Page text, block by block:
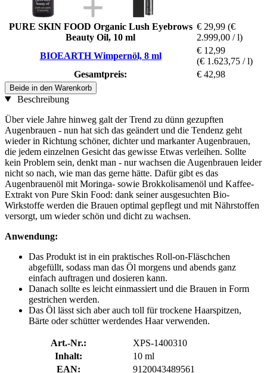
PURE SKIN FOOD Organic Lush Eyebrows
Beauty Oil, 10 ml
€ 29,99 (€
2.999,00 / l)
BIOEARTH Wimpernöl, 8 ml
€ 12,99
(€ 1.623,75 / l)
Gesamtpreis:
€ 42,98
Beide in den Warenkorb
Beschreibung
Über viele Jahre hinweg galt der Trend zu dünn gezupften
Augenbrauen - nun hat sich das geändert und die Tendenz geht
wieder in Richtung schöner, dichter und markanter Augenbrauen,
die jedem einzelnen Gesicht das gewisse Etwas verleihen. Sollte
kein Problem sein, denkt man - nur wachsen die Augenbrauen leider
nicht so nach, wie man das gerne hätte. Dafür gibt es das
Augenbrauenöl mit Moringa- sowie Brokkolisamenöl und Kaffee-
Extrakt von Pure Skin Food: dank seiner ausgesuchten Bio-
Wirkstoffe werden die Brauen optimal gepflegt und mit Nährstoffen
versorgt, um wieder schön und dicht zu wachsen.
Anwendung:
Das Produkt ist in ein praktisches Roll-on-Fläschchen
abgefüllt, sodass man das Öl morgens und abends ganz
einfach auftragen und dosieren kann.
Danach sollte es leicht einmassiert und die Brauen in Form
gestrichen werden.
Das Öl lässt sich aber auch toll für trockene Haarspitzen,
Bärte oder schütter werdendes Haar verwenden.
Art.-Nr.:
XPS-1400310
Inhalt:
10 ml
EAN:
9120043489561